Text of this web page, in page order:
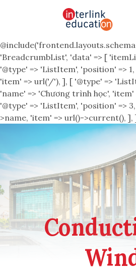
'BreadcrumbList', 'data' => [
'@type' => 'ListItem', 'position' =>
'item' => url('/'), ], [ '@type' =>
'name' => 'Chương trình học',
'@type' => 'ListItem', 'position' =>
>name, 'item' => url()->current(), ],